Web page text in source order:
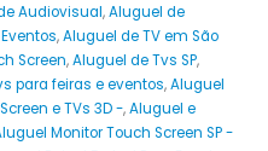
Audiovisual,Aluguel de
,Aluguel de TV em São
Screen,Aluguel de Tvs SP,
para feiras e eventos,Aluguel
e TVs 3D -,Aluguel e
Monitor Touch Screen SP -